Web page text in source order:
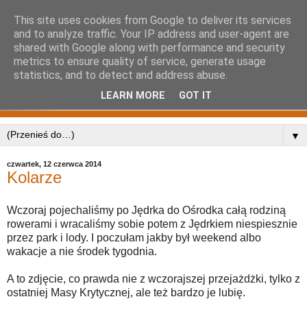
▼
czwartek, 12 czerwca 2014
Kolarze
Wczoraj pojechaliśmy po Jędrka do Ośrodka całą rodziną
rowerami i wracaliśmy sobie potem z Jędrkiem niespiesznie
przez park i lody. I poczułam jakby był weekend albo
wakacje a nie środek tygodnia.
A to zdjęcie, co prawda nie z wczorajszej przejażdżki, tylko z
ostatniej Masy Krytycznej, ale też bardzo je lubię.
This site uses cookies from Google to deliver its services
and to analyze traffic. Your IP address and user-agent are
shared with Google along with performance and security
metrics to ensure quality of service, generate usage
statistics, and to detect and address abuse.
LEARN MORE GOT IT